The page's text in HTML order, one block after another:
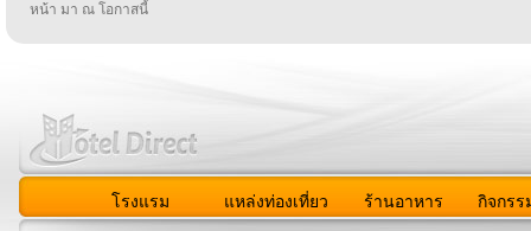
หน้า มา ณ โอกาสนี้
โรงแรม แหล่งท่องเที่ยว ร้านอาหาร กิจกรร